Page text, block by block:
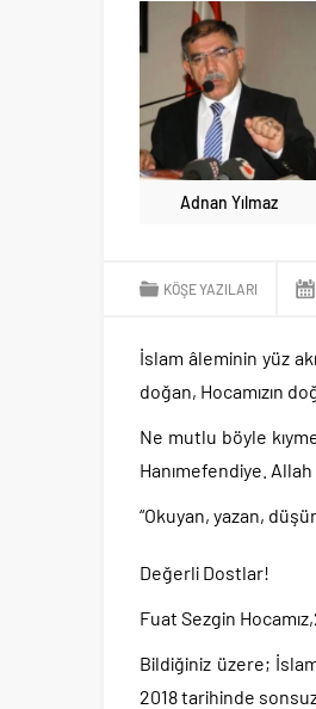
Adnan Yılmaz
KÖŞE YAZILARI
İslam âleminin yüz
doğan, Hocamızın
Ne mutlu böyle
Hanımefendiye.
“Okuyan, yazan,
Değerli Dostlar!
Fuat Sezgin
Bildiğiniz üzere;
2018 tarihinde